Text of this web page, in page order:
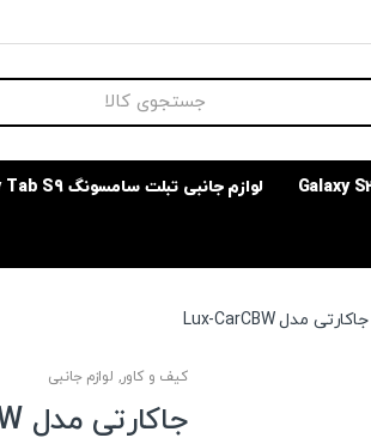
لوازم جانبی تبلت سامسونگ Galaxy Tab S9
جاکارتی مدل Lux-CarCBW
کیف و کاور, لوازم جانبی
جاکارتی مدل Lux-CarCBW